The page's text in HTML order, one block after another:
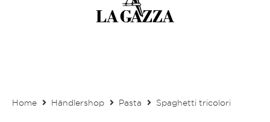
Shops
Kontakt
Home Händlershop Pasta Spaghetti tricolori